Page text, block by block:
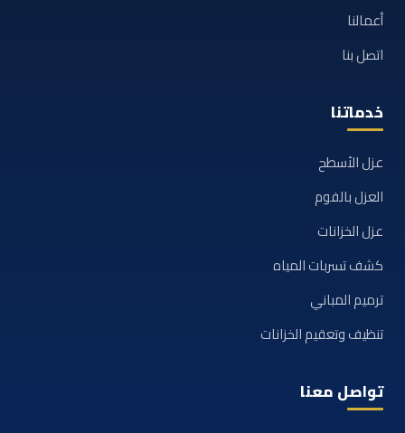
أعمالنا
اتصل بنا
خدماتنا
عزل الأسطح
العزل بالفوم
عزل الخزانات
كشف تسربات المياه
ترميم المباني
تنظيف وتعقيم الخزانات
تواصل معنا